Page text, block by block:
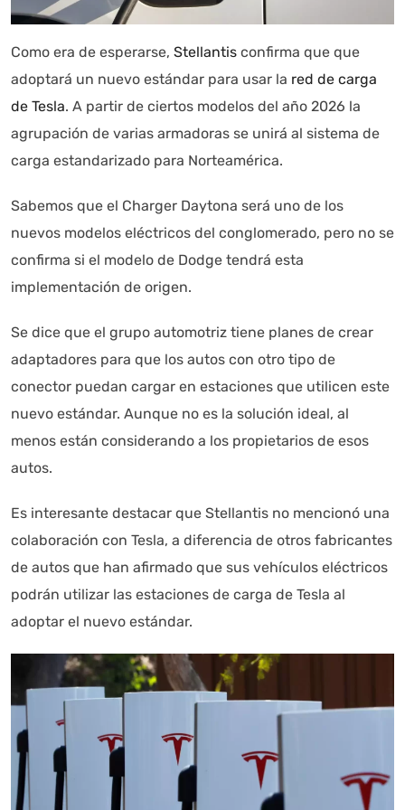
Como era de esperarse, Stellantis confirma que que
adoptará un nuevo estándar para usar la red de carga
de Tesla. A partir de ciertos modelos del año 2026 la
agrupación de varias armadoras se unirá al sistema de
carga estandarizado para Norteamérica.
Sabemos que el Charger Daytona será uno de los
nuevos modelos eléctricos del conglomerado, pero no se
confirma si el modelo de Dodge tendrá esta
implementación de origen.
Se dice que el grupo automotriz tiene planes de crear
adaptadores para que los autos con otro tipo de
conector puedan cargar en estaciones que utilicen este
nuevo estándar. Aunque no es la solución ideal, al
menos están considerando a los propietarios de esos
autos.
Es interesante destacar que Stellantis no mencionó una
colaboración con Tesla, a diferencia de otros fabricantes
de autos que han afirmado que sus vehículos eléctricos
podrán utilizar las estaciones de carga de Tesla al
adoptar el nuevo estándar.
Autoanalítica IA
Estoy aquí para encontrar lo que necesitas. ¿Qué estás
buscando? "Este asistente con IA (OpenAI) ofrece
información referencial que puede contener errores.
Asistente con IA en desarrollo. Autoanalítica optimiza